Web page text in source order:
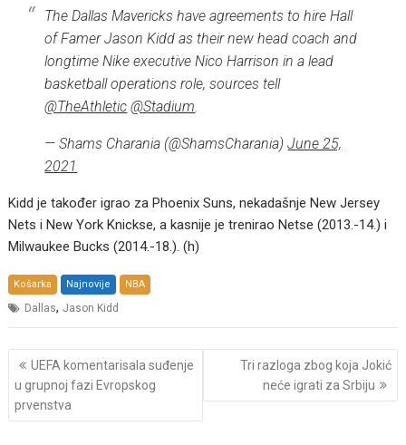
The Dallas Mavericks have agreements to hire Hall
of Famer Jason Kidd as their new head coach and
longtime Nike executive Nico Harrison in a lead
basketball operations role, sources tell
@TheAthletic @Stadium.
— Shams Charania (@ShamsCharania)June 25,
2021
Kidd je također igrao za Phoenix Suns, nekadašnje New Jersey
Nets i New York Knickse, a kasnije je trenirao Netse (2013.-14.) i
Milwaukee Bucks (2014.-18.). (h)
Košarka Najnovije NBA
Dallas,Jason Kidd
Post
navigation
UEFA komentarisala suđenje
u grupnoj fazi Evropskog
prvenstva
Tri razloga zbog koja Jokić
neće igrati za Srbiju